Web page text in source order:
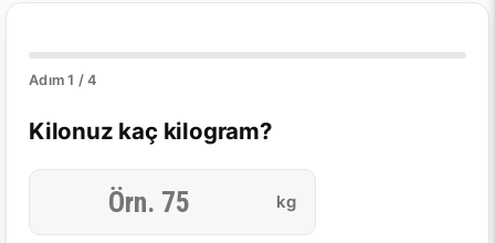
Adım 1 / 4
Kilonuz kaç kilogram?
kg